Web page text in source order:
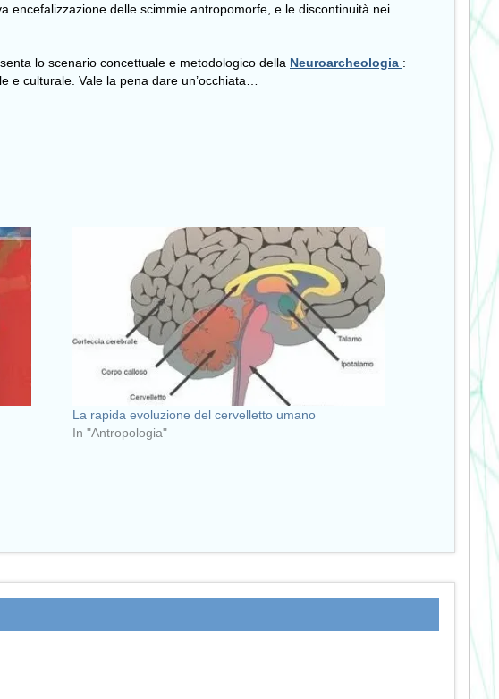
encefalizzazione delle scimmie antropomorfe, e le discontinuità nei
lo scenario concettuale e metodologico della Neuroarcheologia :
culturale. Vale la pena dare un’occhiata…
La rapida evoluzione del cervelletto umano
In "Antropologia"